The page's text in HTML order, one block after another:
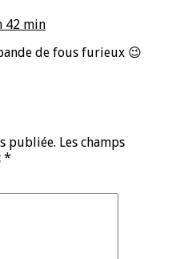
42 min
de fous furieux 😉
publiée. Les champs
*